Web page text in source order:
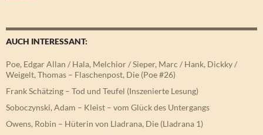
AUCH INTERESSANT:
Poe, Edgar Allan / Hala, Melchior / Sieper, Marc / Hank, Dickky /
Weigelt, Thomas – Flaschenpost, Die (Poe #26)
Frank Schätzing – Tod und Teufel (Inszenierte Lesung)
Soboczynski, Adam – Kleist – vom Glück des Untergangs
Owens, Robin – Hüterin von Lladrana, Die (Lladrana 1)